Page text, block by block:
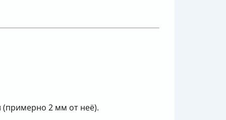
(примерно 2 мм от неё).